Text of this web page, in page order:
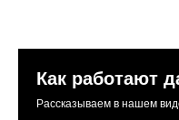
Как работают
Рассказываем в нашем